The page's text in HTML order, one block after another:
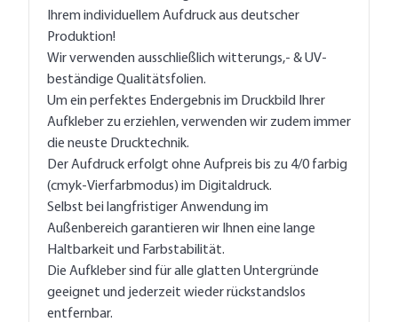
Ihrem individuellem Aufdruck aus deutscher
Produktion!
Wir verwenden ausschließlich witterungs,- & UV-
beständige Qualitätsfolien.
Um ein perfektes Endergebnis im Druckbild Ihrer
Aufkleber zu erziehlen, verwenden wir zudem immer
die neuste Drucktechnik.
Der Aufdruck erfolgt ohne Aufpreis bis zu 4/0 farbig
(cmyk-Vierfarbmodus) im Digitaldruck.
Selbst bei langfristiger Anwendung im
Außenbereich garantieren wir Ihnen eine lange
Haltbarkeit und Farbstabilität.
Die Aufkleber sind für alle glatten Untergründe
geeignet und jederzeit wieder rückstandslos
entfernbar.